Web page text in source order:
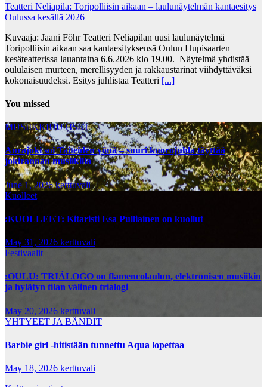
Teatteri Neliapila: Toripolliisin aikaan – laulunäytelmän kantaesitys
Oulussa kesällä 2026
Kuvaaja: Jaani Föhr Teatteri Neliapilan uusi laulunäytelmä
Toripolliisin aikaan saa kantaesityksensä Oulun Hupisaarten
kesäteatterissa lauantaina 6.6.2026 klo 19.00. Näytelmä yhdistää
oululaisen murteen, merellisyyden ja rakkaustarinat viihdyttäväksi
kokonaisuudeksi. Esitys juhlistaa Teatteri [...]
You missed
MUSIIKKIUUTISET
Aurajoki soi Taiteiden yönä – suuri kuorojuhla täyttää
jokirannan musiikilla
June 1, 2026kerttuvali
Kuolleet
:KUOLLEET: Kitaristi Esa Pulliainen on kuollut
May 31, 2026 kerttuvali
Festivaalit
:OULU: TRIÁLOGO on flamencolaulun, elektronisen musiikin
ja hylätyn tilan välinen trialogi
May 20, 2026 kerttuvali
YHTYEET JA BÄNDIT
Barbie girl -hitistään tunnettu Aqua lopettaa
May 18, 2026 kerttuvali